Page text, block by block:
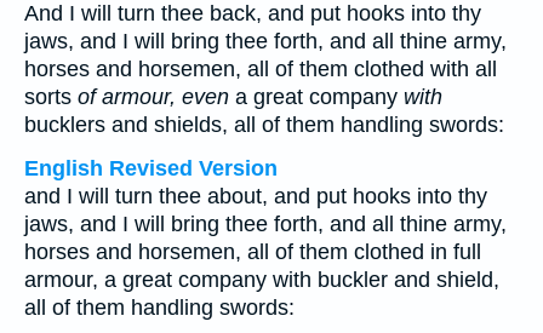
And I will turn thee back, and put hooks into thy
jaws, and I will bring thee forth, and all thine army,
horses and horsemen, all of them clothed with all
sorts of armour, even a great company with
bucklers and shields, all of them handling swords:
English Revised Version
and I will turn thee about, and put hooks into thy
jaws, and I will bring thee forth, and all thine army,
horses and horsemen, all of them clothed in full
armour, a great company with buckler and shield,
all of them handling swords: